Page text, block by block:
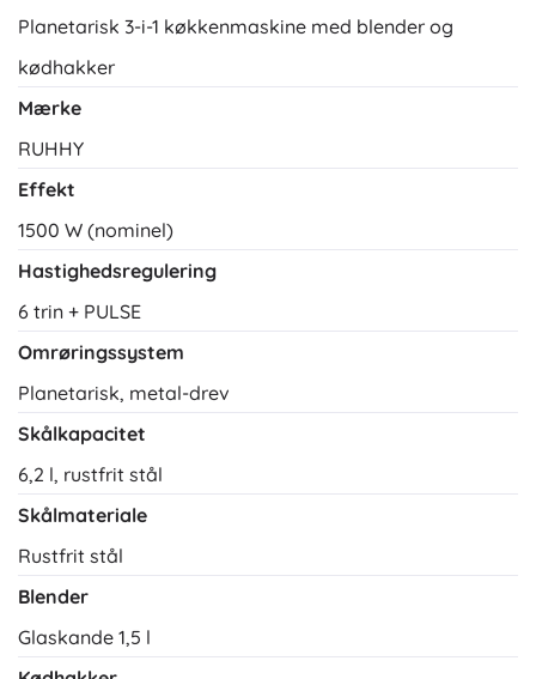
Planetarisk 3-i-1 køkkenmaskine med blender og
kødhakker
Mærke
RUHHY
Effekt
1500 W (nominel)
Hastighedsregulering
6 trin + PULSE
Omrøringssystem
Planetarisk, metal-drev
Skålkapacitet
6,2 l, rustfrit stål
Skålmateriale
Rustfrit stål
Blender
Glaskande 1,5 l